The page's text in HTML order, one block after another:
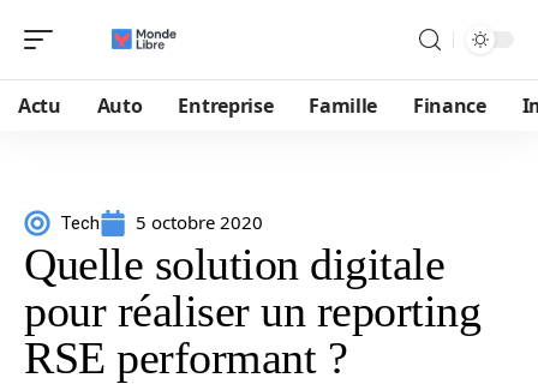
Actu Auto Entreprise Famille Finance
Tech 5 octobre 2020
Quelle solution digitale
pour réaliser un reporting
RSE performant ?